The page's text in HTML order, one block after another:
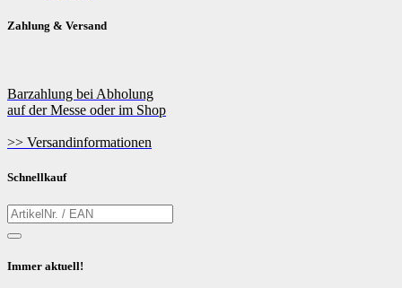
Zahlung & Versand
Barzahlung bei Abholung
auf der Messe oder im Shop
>> Versandinformationen
Schnellkauf
Immer aktuell!